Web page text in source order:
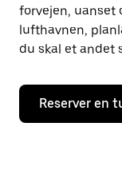
forvejen, uanset
lufthavnen,
du skal et andet
Reserver en